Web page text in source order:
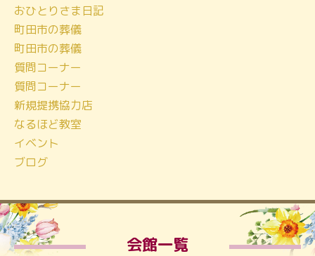
おひとりさま日記
町田市の葬儀
町田市の葬儀
質問コーナー
質問コーナー
新規提携協力店
なるほど教室
イベント
ブログ
会館一覧